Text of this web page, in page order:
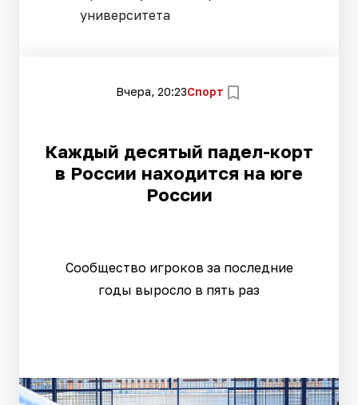
университета
Вчера, 20:23Спорт
Каждый десятый падел-корт
в России находится на юге
России
Сообщество игроков за последние
годы выросло в пять раз